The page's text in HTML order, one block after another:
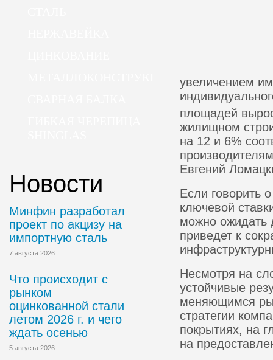
увеличением
площадей
жилищном
на 12 и 6%
Евгений
Если говорить
ключевой
можно ожидать
приведет к
Несмотря на
устойчивые
меняющимся
стратегии
покрытиях, на
на
Новости
Минфин разработал
проект по акцизу на
импортную сталь
7 августа 2026
Что происходит с
рынком
оцинкованной стали
летом 2026 г. и чего
ждать осенью
5 августа 2026